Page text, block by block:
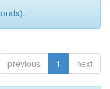
previous 1 next